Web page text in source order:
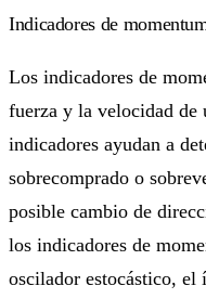
Indicadores de
Los indicadores de
fuerza y la velocidad de
indicadores ayudan a
sobrecomprado o
posible cambio de
los indicadores de
oscilador estocástico,